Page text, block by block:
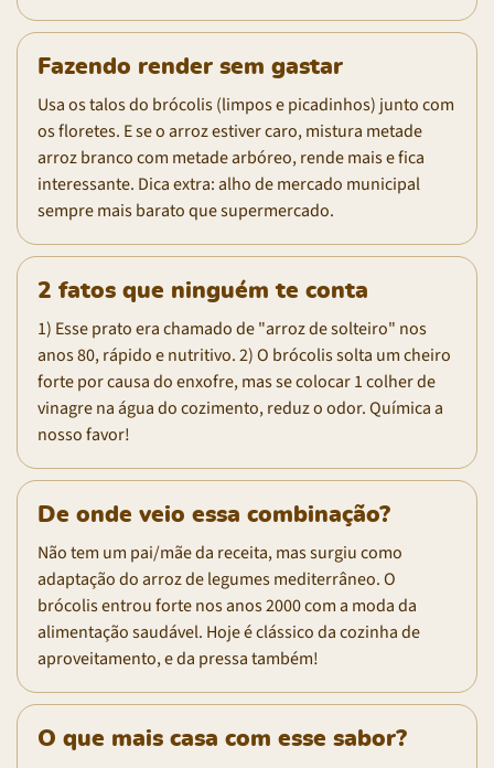
Fazendo render sem gastar
Usa os talos do brócolis (limpos e picadinhos) junto com
os floretes. E se o arroz estiver caro, mistura metade
arroz branco com metade arbóreo, rende mais e fica
interessante. Dica extra: alho de mercado municipal
sempre mais barato que supermercado.
2 fatos que ninguém te conta
1) Esse prato era chamado de "arroz de solteiro" nos
anos 80, rápido e nutritivo. 2) O brócolis solta um cheiro
forte por causa do enxofre, mas se colocar 1 colher de
vinagre na água do cozimento, reduz o odor. Química a
nosso favor!
De onde veio essa combinação?
Não tem um pai/mãe da receita, mas surgiu como
adaptação do arroz de legumes mediterrâneo. O
brócolis entrou forte nos anos 2000 com a moda da
alimentação saudável. Hoje é clássico da cozinha de
aproveitamento, e da pressa também!
O que mais casa com esse sabor?